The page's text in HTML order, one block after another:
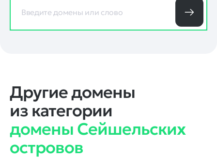
Другие домены
из категории
домены Сейшельских
островов